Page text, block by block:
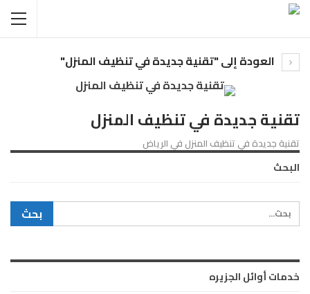
العودة إلى "تقنية جديدة في تنظيف المنزل"
تقنية جديدة في تنظيف المنزل
تقنية جديدة في تنظيف المنزل في الرياض
البحث
خدمات أوائل الجزيره